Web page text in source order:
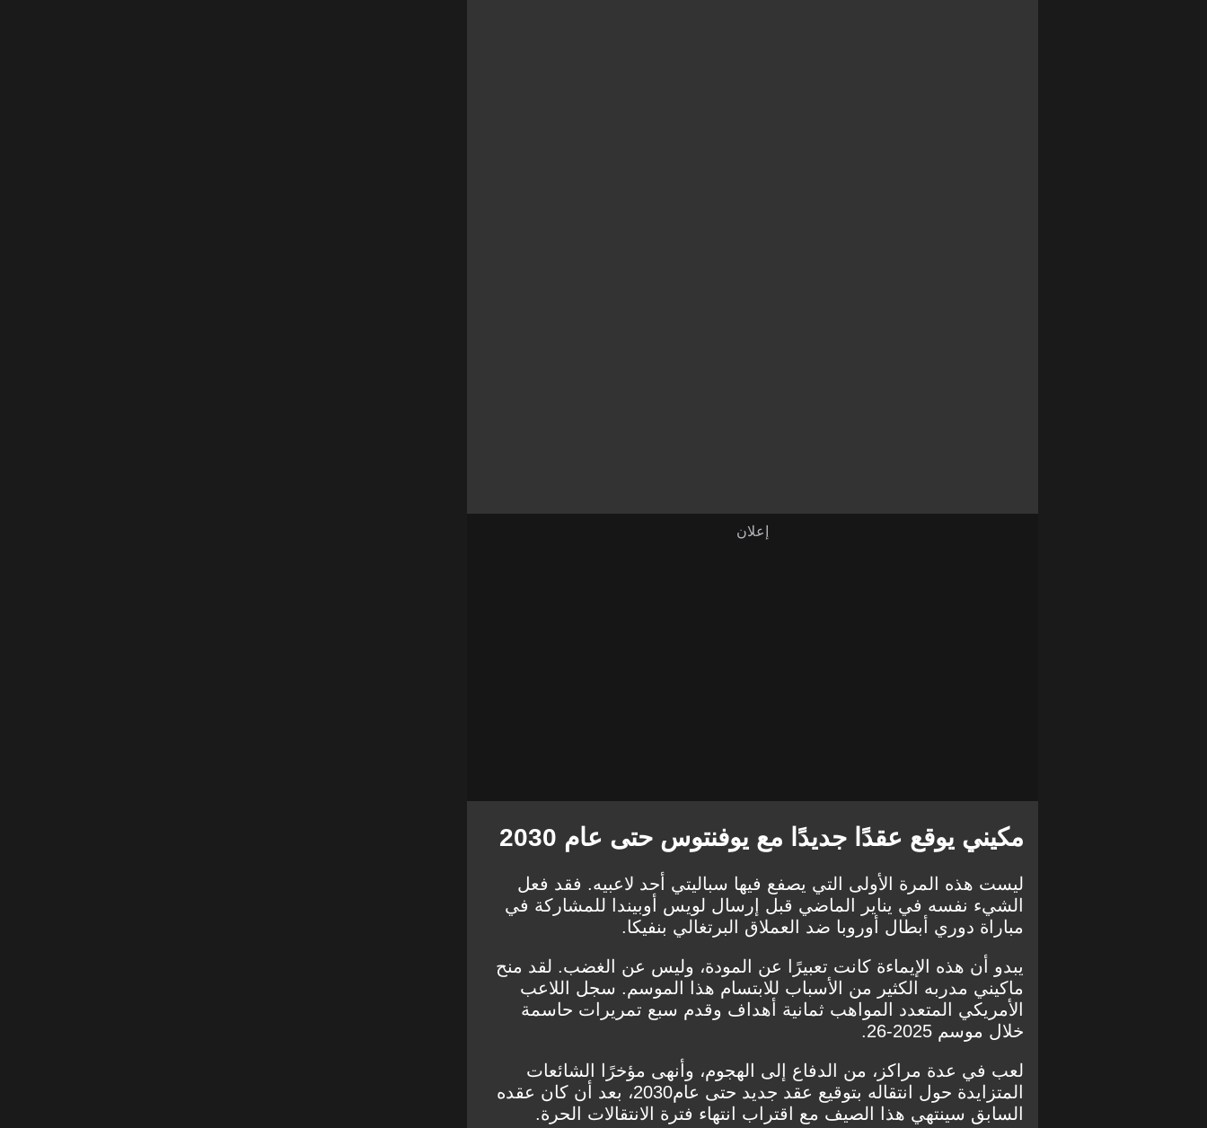
مكيني يوقع عقدًا جديدًا مع يوفنتوس حتى عام 2030
ليست هذه المرة الأولى التي يصفع فيها سباليتي أحد لاعبيه. فقد فعل
الشيء نفسه في يناير الماضي قبل إرسال لويس أوبيندا للمشاركة في
مباراة دوري أبطال أوروبا ضد العملاق البرتغالي بنفيكا.
يبدو أن هذه الإيماءة كانت تعبيرًا عن المودة، وليس عن الغضب. لقد منح
ماكيني مدربه الكثير من الأسباب للابتسام هذا الموسم. سجل اللاعب
الأمريكي المتعدد المواهب ثمانية أهداف وقدم سبع تمريرات حاسمة
خلال موسم 2025-26.
لعب في عدة مراكز، من الدفاع إلى الهجوم، وأنهى مؤخرًا الشائعات
المتزايدة حول انتقاله بتوقيع عقد جديد حتى عام2030، بعد أن كان عقده
السابق سينتهي هذا الصيف مع اقتراب انتهاء فترة الانتقالات الحرة.